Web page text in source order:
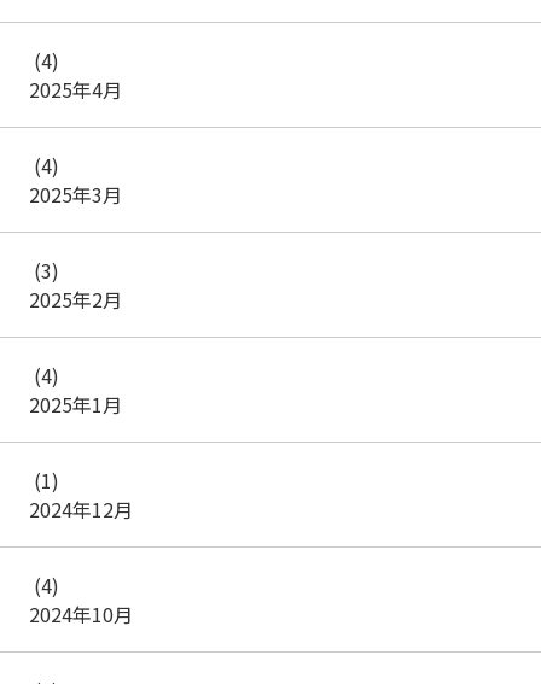
2025年4月
(4)
2025年3月
(4)
2025年2月
(3)
2025年1月
(4)
2024年12月
(1)
2024年10月
(4)